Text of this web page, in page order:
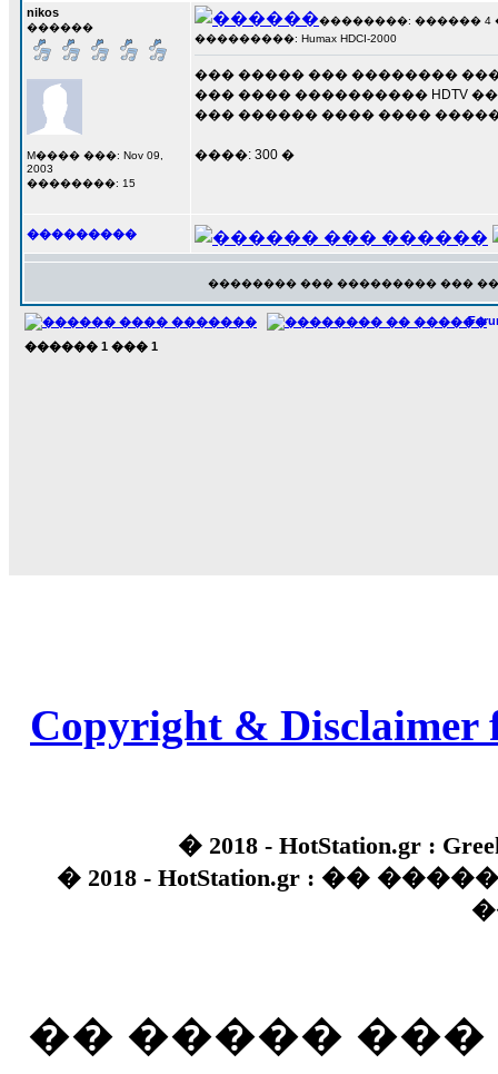
nikos
������
M���� ���: Nov 09,
2003
��������: 15
��������: ������ 4
���������: Humax HDCI-2000
��� ����� ��� ��������
��� ���� ���������� HDTV
��� ������ ���� ����
����: 300 �
���������
�������� ��� ��������� ���
������ 1 ��� 1
Copyright & Disclaimer
� 2018 - HotStation.gr :
� 2018 - HotStation.gr : ��
�� �����